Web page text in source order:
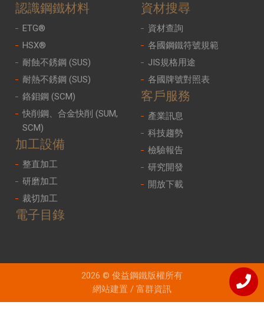
認識鋼鐵材料
ETG®
HSX®
耐蝕不銹鋼 (SUS)
耐熱不銹鋼 (SUS)
鉻鉬鋼 (SCM)
快削鋼、合金快削 (SUM,
SCM)
加工設備
整直加工
研磨加工
裁切加工
電子目錄
資材搜尋
資材查詢
各國鋼鐵符號規範
JIS規格用途
各國牌號對照表
客戶服務
產業訊息
科技趨勢
檢驗報告
研究開發
開放下載
2026 © 俊益鋼鐵版權所有
網站建置 / 富群資訊